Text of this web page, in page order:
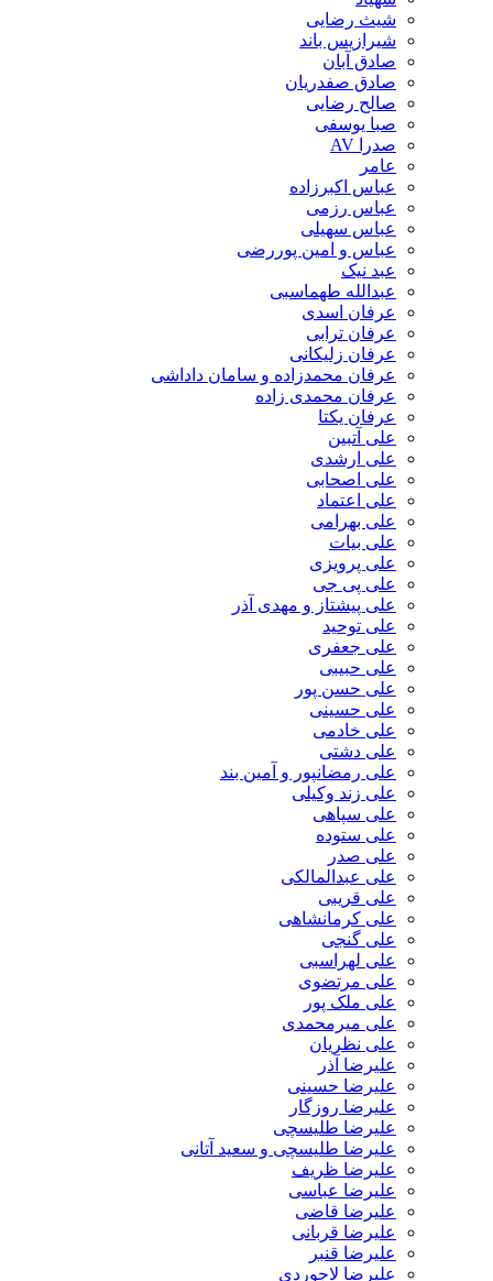
شیث رضایی
شیرازیس باند
صادق آبان
صادق صفدریان
صالح رضایی
صبا یوسفی
صدرا AV
عامر
عباس اکبرزاده
عباس رزمی
عباس سهیلی
عباس و امین پوررضی
عبد نیک
عبدالله طهماسبی‎
عرفان اسدی
عرفان ترابی
عرفان زلیکانی
عرفان محمدزاده و سامان داداشی
عرفان محمدی زاده
عرفان یکتا
علی آتبین
علی ارشدی
علی اصحابی
علی اعتماد
علی بهرامی
علی بیات
علی پرویزی
علی پی جی
علی پیشتاز و مهدی آذر
علی توحید
علی جعفری
علی حبیبی
علی حسن پور
علی حسینی
علی خادمی
علی دشتی
علی رمضانپور و آمین بند
علی زند وکیلی
علی سپاهی
علی ستوده
علی صدر
علی عبدالمالکی
علی قریبی
علی کرمانشاهی
علی گنجی
علی لهراسبی
علی مرتضوی
علی ملک پور
علی میرمحمدی
علی نظریان
علیرضا آذر
علیرضا حسینی
علیرضا روزگار
علیرضا طلیسچی
علیرضا طلیسچی و سعید آتانی
علیرضا ظریف
علیرضا عباسی
علیرضا قاضی
علیرضا قربانی
علیرضا قنبر
علیرضا لاجوردی